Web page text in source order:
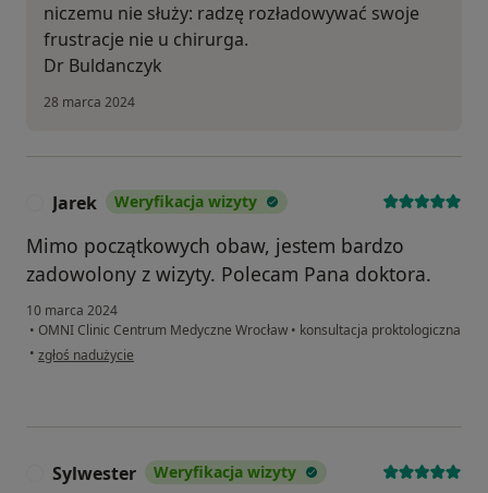
niczemu nie służy: radzę rozładowywać swoje
frustracje nie u chirurga.
Dr Buldanczyk
28 marca 2024
Jarek Weryfikacja wizyty
Mimo początkowych obaw, jestem bardzo
zadowolony z wizyty. Polecam Pana doktora.
10 marca 2024
• OMNI Clinic Centrum Medyczne Wrocław • konsultacja proktologiczna
• w opinii użytkownika Jarek
zgłoś nadużycie
Sylwester Weryfikacja wizyty